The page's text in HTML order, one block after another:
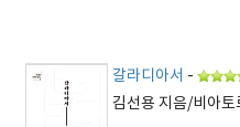
갈라디아서 -
김선용 지음/비아토